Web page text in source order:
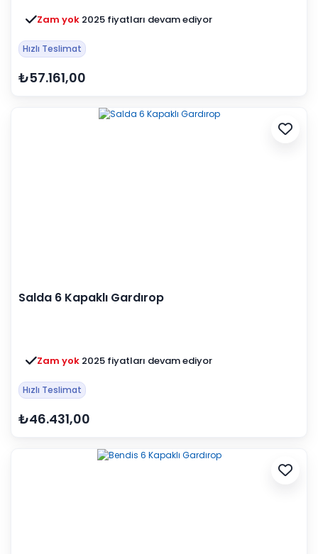
Zam yok 2025 fiyatları devam ediyor
Hızlı Teslimat
₺57.161,00
Salda 6 Kapaklı Gardırop
Zam yok 2025 fiyatları devam ediyor
Hızlı Teslimat
₺46.431,00